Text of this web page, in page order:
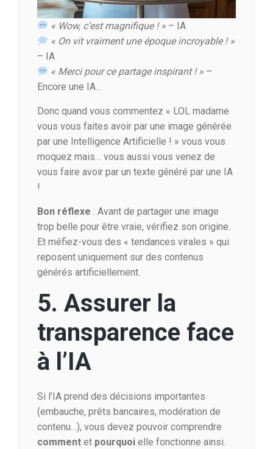
« Wow, c’est magnifique ! » – IA
« On vit vraiment une époque incroyable ! »
– IA
« Merci pour ce partage inspirant ! » –
Encore une IA…
Donc quand vous commentez « LOL madame
vous vous faites avoir par une image générée
par une Intelligence Artificielle ! » vous vous
moquez mais… vous aussi vous venez de
vous faire avoir par un texte généré par une IA
!
Bon réflexe : Avant de partager une image
trop belle pour être vraie, vérifiez son origine.
Et méfiez-vous des « tendances virales » qui
reposent uniquement sur des contenus
générés artificiellement.
5. Assurer la
transparence face
à l’IA
Si l’IA prend des décisions importantes
(embauche, prêts bancaires, modération de
contenu…), vous devez pouvoir comprendre
comment et pourquoi elle fonctionne ainsi.